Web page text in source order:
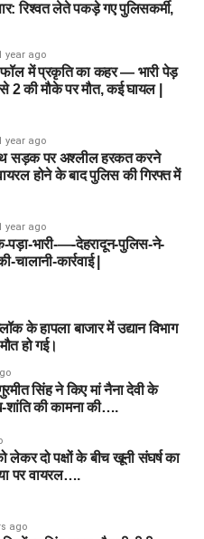
रिश्वत लेते पकड़े गए पुलिसकर्मी,
year ago
फॉल में प्रकृति का कहर — भारी पेड़
2 की मौके पर मौत, कई घायल |
year ago
सड़क पर अश्लील हरकत करने
होने के बाद पुलिस की गिरफ्त में
year ago
पड़ा-भारी-—-देहरादून-पुलिस-ने-
चालानी-कार्रवाई |
के हापला बाजार में उद्यान विभाग
हो गई।
सिंह ने किए मां नैना देवी के
शांति की कामना की….
दो पक्षों के बीच खूनी संघर्ष का
पर वायरल….
ago